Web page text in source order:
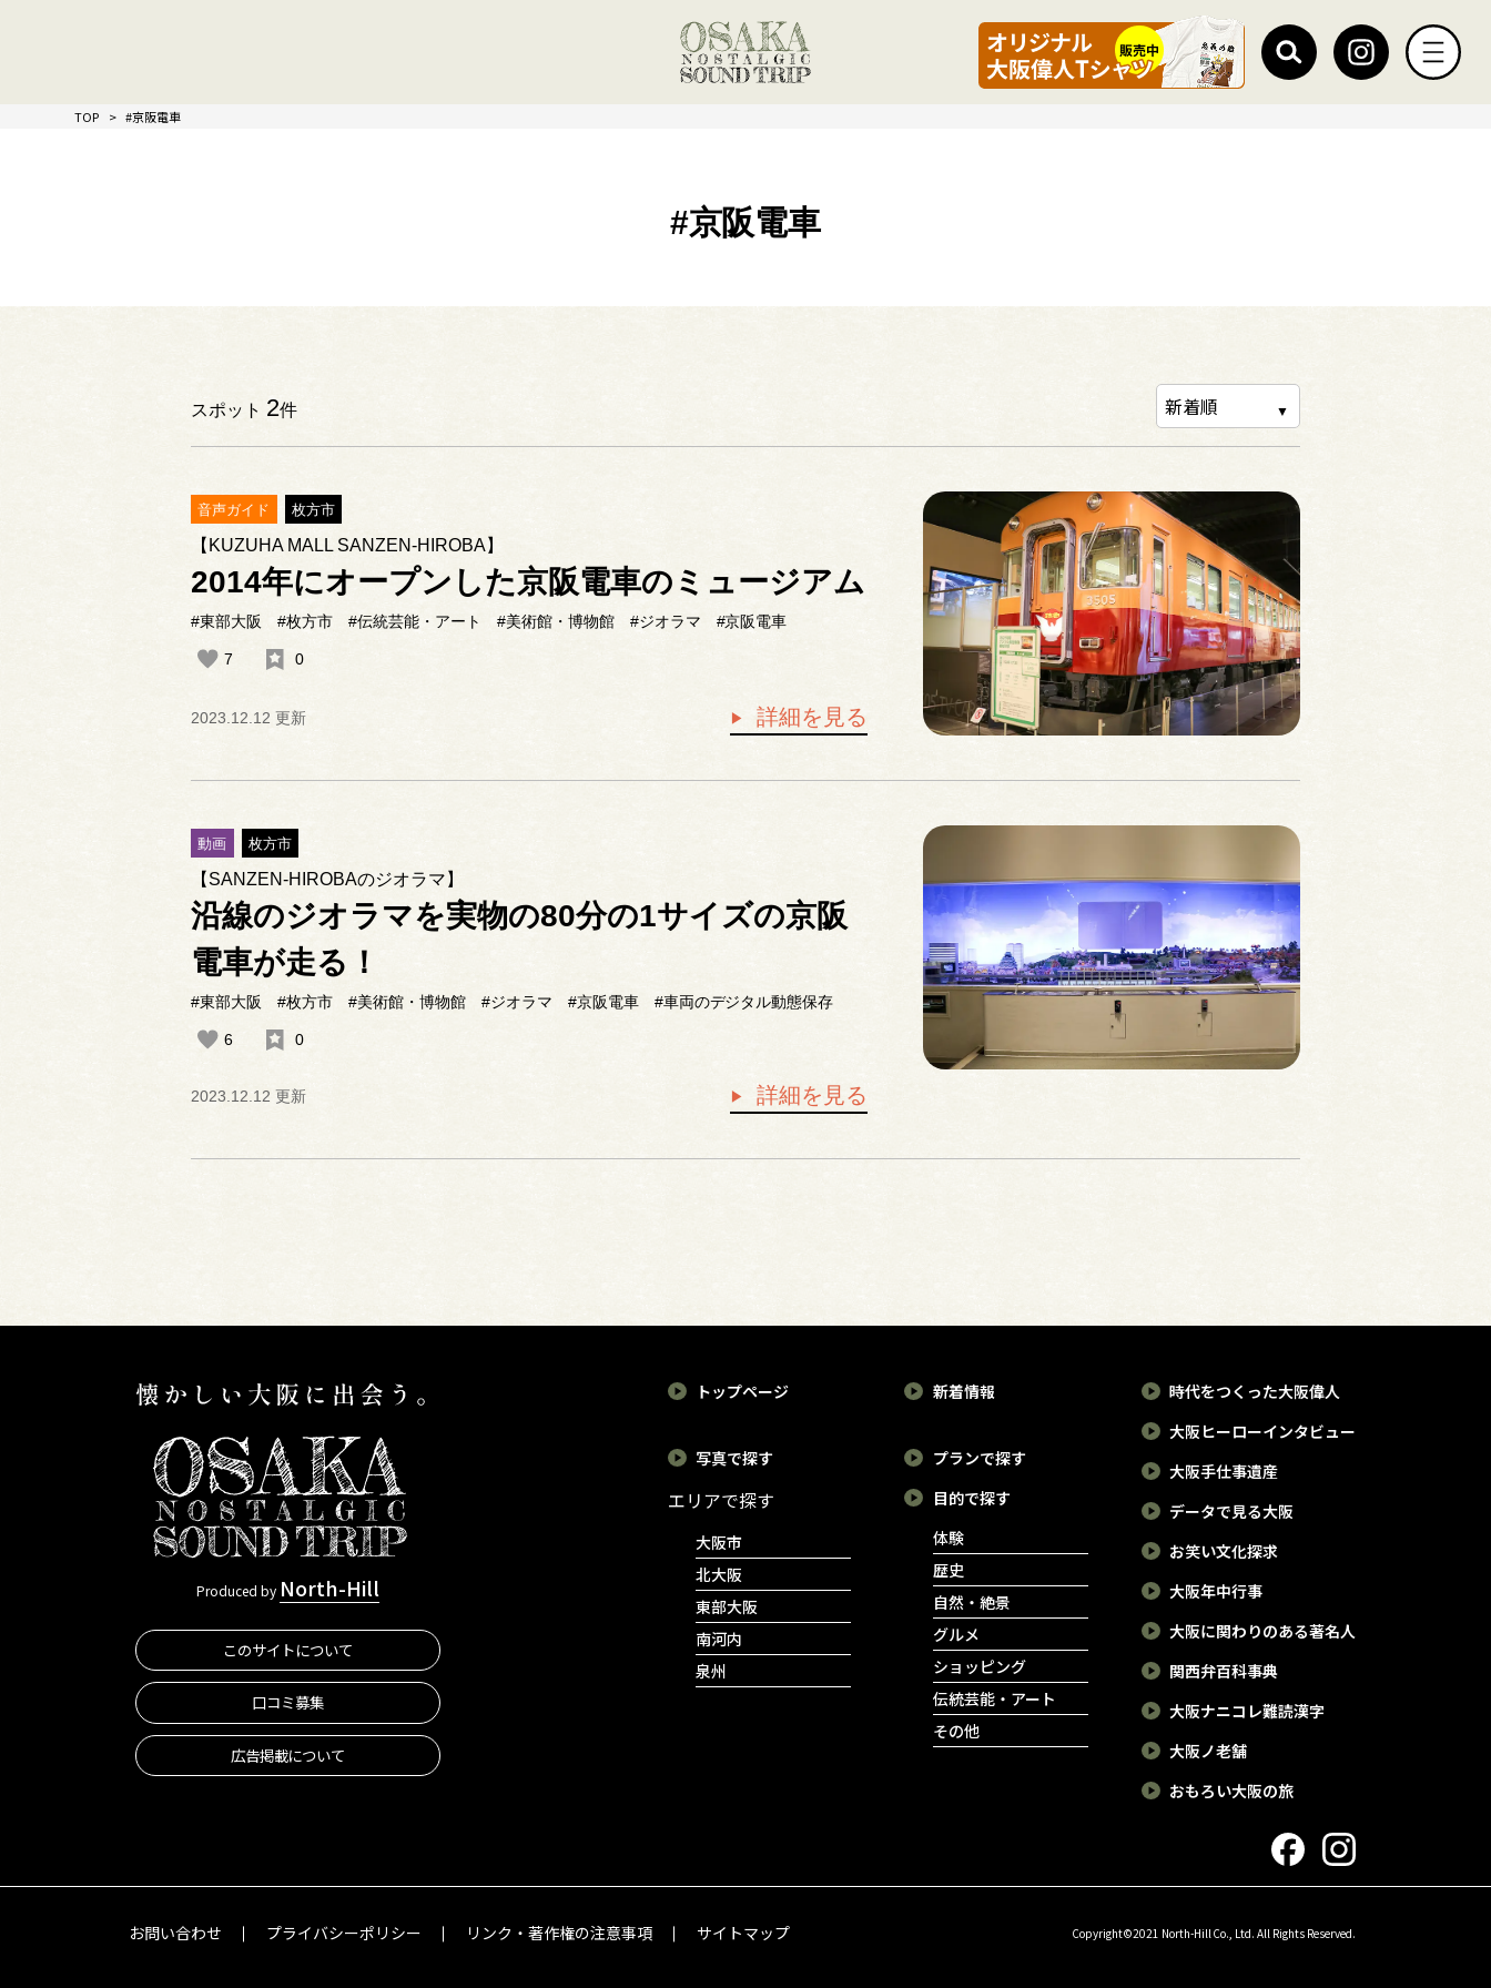
TOP #京阪電車
#京阪電車
スポット 2件
音声ガイド 枚方市
【KUZUHA MALL SANZEN-HIROBA】
2014年にオープンした京阪電車のミュージアム
#東部大阪 #枚方市 #伝統芸能・アート #美術館・博物館 #ジオラマ #京阪電車
7 0
2023.12.12 更新 詳細を見る
動画 枚方市
【SANZEN-HIROBAのジオラマ】
沿線のジオラマを実物の80分の1サイズの京阪
電車が走る！
#東部大阪 #枚方市 #美術館・博物館 #ジオラマ #京阪電車 #車両のデジタル動態保存
6 0
2023.12.12 更新 詳細を見る
Produced by North-Hill
このサイトについて
口コミ募集
広告掲載について
トップページ
写真で探す
エリアで探す
大阪市
北大阪
東部大阪
南河内
泉州
新着情報
プランで探す
目的で探す
体験
歴史
自然・絶景
グルメ
ショッピング
伝統芸能・アート
その他
時代をつくった大阪偉人
大阪ヒーローインタビュー
大阪手仕事遺産
データで見る大阪
お笑い文化探求
大阪年中行事
大阪に関わりのある著名人
関西弁百科事典
大阪ナニコレ難読漢字
大阪ノ老舗
おもろい大阪の旅
お問い合わせ プライバシーポリシー リンク・著作権の注意事項 サイトマップ Copyright©2021 North-Hill Co., Ltd. All Rights Reserved.